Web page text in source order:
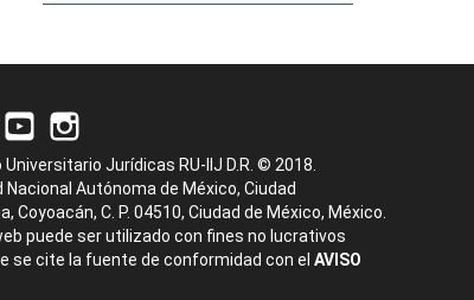
Jurídicas RU-IIJ D.R. © 2018.
Nacional Autónoma de México, Ciudad
Coyoacán, C. P. 04510, Ciudad de México, México.
puede ser utilizado con fines no lucrativos
se cite la fuente de conformidad con el AVISO